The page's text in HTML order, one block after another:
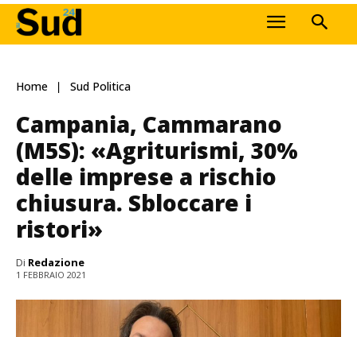
Home Sud Politica
Campania, Cammarano
(M5S): «Agriturismi, 30%
delle imprese a rischio
chiusura. Sbloccare i
ristori»
Di Redazione
1 FEBBRAIO 2021